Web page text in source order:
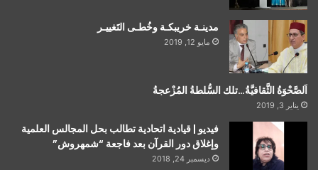
مدينـة خريبكـة وخُطـى التَغييـر
مايو 12, 2019
اَلصَّحْوَةُ الثَّقافيَّةُ…تلك السُّلطةُ المُزْعجةُ
يناير 3, 2019
فيديو | قيادية اتحادية تطالب بحل المجالس العلمية
وإغلاق دور القرآن بعد فاجعة “شمهروش”
ديسمبر 24, 2018